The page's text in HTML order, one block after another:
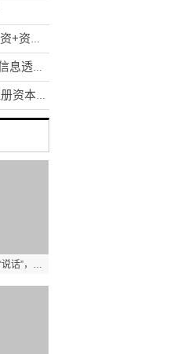
涨停雷达：房地产+物业服务+上海国资+资产出售 上实发展触及涨停
匠心家居：公司始终秉持合法合规和信息透明的原则
哈尔滨策瑞家居饰品有限公司成立 注册资本5万人民币_微头条
校馆弦歌｜让文物“说话”，让历史“发声”——高校考古博物馆成育人新课堂_焦点短讯